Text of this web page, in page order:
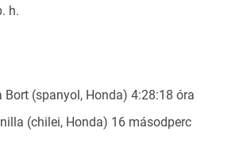
h.
Bort (spanyol, Honda) 4:28:18 óra
(chilei, Honda) 16 másodperc